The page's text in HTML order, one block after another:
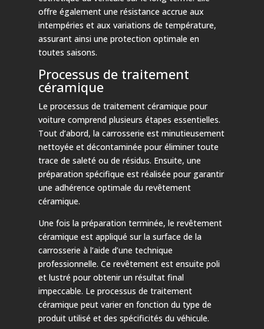
offre également une résistance accrue aux
intempéries et aux variations de température,
assurant ainsi une protection optimale en
toutes saisons.
Processus de traitement
céramique
Le processus de traitement céramique pour
voiture comprend plusieurs étapes essentielles.
Tout d’abord, la carrosserie est minutieusement
nettoyée et décontaminée pour éliminer toute
trace de saleté ou de résidus. Ensuite, une
préparation spécifique est réalisée pour garantir
une adhérence optimale du revêtement
céramique.
Une fois la préparation terminée, le revêtement
céramique est appliqué sur la surface de la
carrosserie à l’aide d’une technique
professionnelle. Ce revêtement est ensuite poli
et lustré pour obtenir un résultat final
impeccable. Le processus de traitement
céramique peut varier en fonction du type de
produit utilisé et des spécificités du véhicule.